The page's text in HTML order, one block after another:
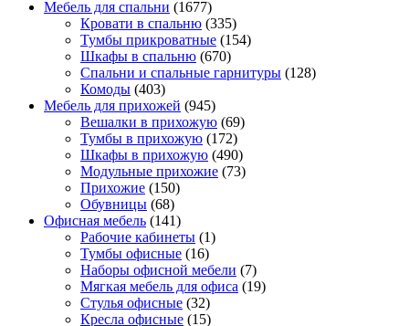
Мебель для спальни (1677)
Кровати в спальню (335)
Тумбы прикроватные (154)
Шкафы в спальню (670)
Спальни и спальные гарнитуры (128)
Комоды (403)
Мебель для прихожей (945)
Вешалки в прихожую (69)
Тумбы в прихожую (172)
Шкафы в прихожую (490)
Модульные прихожие (73)
Прихожие (150)
Обувницы (68)
Офисная мебель (141)
Рабочие кабинеты (1)
Тумбы офисные (16)
Наборы офисной мебели (7)
Мягкая мебель для офиса (19)
Стулья офисные (32)
Кресла офисные (15)